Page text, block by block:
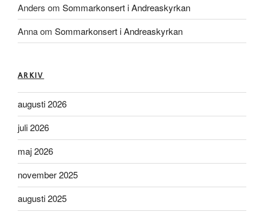
Anders om Sommarkonsert i Andreaskyrkan
Annaom Sommarkonsert i Andreaskyrkan
ARKIV
augusti 2026
juli 2026
maj 2026
november 2025
augusti 2025